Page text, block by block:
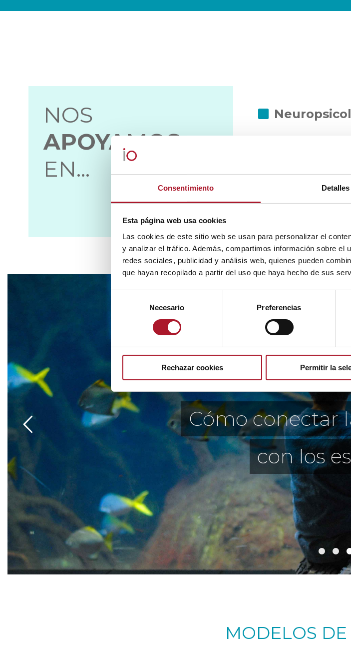
Consentimiento Detalles
Esta página web usa cookies
Las cookies de este sitio web se usan para personalizar el
y analizar el tráfico. Además, compartimos información sobre el
redes sociales, publicidad y análisis web, quienes pueden
que hayan recopilado a partir del uso que haya hecho de sus
consentimiento
Necesario Preferencias
Rechazar cookies Permitir la
NOS
APOYAMOS
EN…
MODELOS